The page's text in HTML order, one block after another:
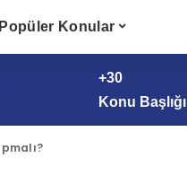
Popüler Konular
+30
Konu Başlığı